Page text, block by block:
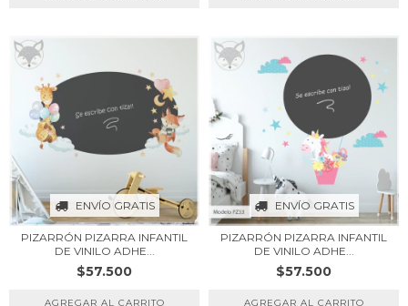
ENVÍO GRATIS
PIZARRÓN PIZARRA INFANTIL
DE VINILO ADHE...
$57.500
ENVÍO GRATIS
PIZARRÓN PIZARRA INFANTIL
DE VINILO ADHE...
$57.500